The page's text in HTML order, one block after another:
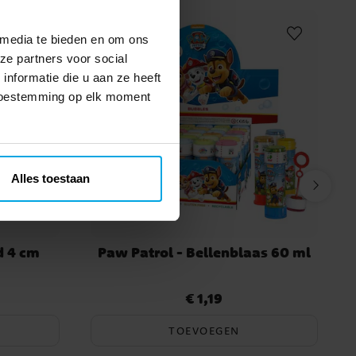
te bieden en om ons
partners voor social
die u aan ze heeft
op elk moment
Alles toestaan
4 cm Paw Patrol - Bellenblaas 60 ml
Prijs:€ 1,19
€ 1,19
TOEVOEGEN